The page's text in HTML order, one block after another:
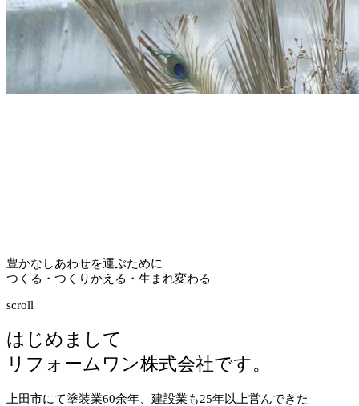
豊かなしあわせを運ぶために
つくる・つくりかえる・生まれ変わる
scroll
はじめまして
リフォームワン株式会社です。
上田市にて塗装業60余年、建設業も25年以上営んできた